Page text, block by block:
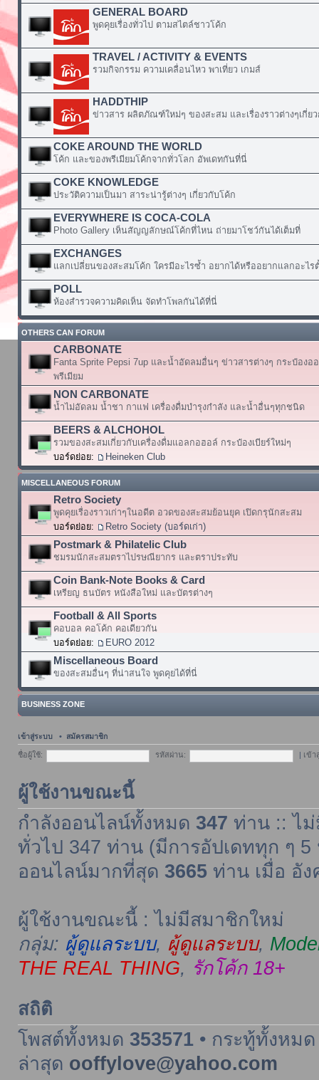
GENERAL BOARD
พูดคุยเรื่องทั่วไป ตามสไตล์ชาวโค้ก
TRAVEL / ACTIVITY & EVENTS
รวมกิจกรรม ความเคลื่อนไหว พาเที่ยว เกมส์
HADDTHIP
ข่าวสาร ผลิตภัณฑ์ใหม่ๆ ของสะสม และเรื่องราวต่างๆเกี่ย
COKE AROUND THE WORLD
โค้ก และของพรีเมียมโค้กจากทั่วโลก อัพเดทกันที่นี่
COKE KNOWLEDGE
ประวัติความเป็นมา สาระน่ารู้ต่างๆ เกี่ยวกับโค้ก
EVERYWHERE IS COCA-COLA
Photo Gallery เห็นสัญญลักษณ์โค้กที่ไหน ถ่ายมาโชว์กันได้เต็มที่
EXCHANGES
แลกเปลี่ยนของสะสมโค้ก ใครมีอะไรซ้ำ อยากได้หรืออยากแลกอะไร
POLL
ห้องสำรวจความคิดเห็น จัดทำโพลกันได้ที่นี่
OTHERS CAN FORUM
CARBONATE
Fanta Sprite Pepsi 7up และน้ำอัดลมอื่นๆ ข่าวสารต่างๆ กระป๋องอ
พรีเมียม
NON CARBONATE
น้ำไม่อัดลม น้ำชา กาแฟ เครื่องดื่มบำรุงกำลัง และน้ำอื่นๆทุกชนิด
BEERS & ALCHOHOL
รวมของสะสมเกี่ยวกับเครื่องดื่มแอลกอฮอล์ กระป๋องเบียร์ใหม่ๆ
บอร์ดย่อย:
Heineken Club
MISCELLANEOUS FORUM
Retro Society
พูดคุยเรื่องราวเก่าๆในอดีต อวดของสะสมย้อนยุค เปิดกรุนักสะสม
บอร์ดย่อย:
Retro Society (บอร์ดเก่า)
Postmark & Philatelic Club
ชมรมนักสะสมตราไปรษณียากร และตราประทับ
Coin Bank-Note Books & Card
เหรียญ ธนบัตร หนังสือใหม่ และบัตรต่างๆ
Football & All Sports
คอบอล คอโค้ก คอเดียวกัน
บอร์ดย่อย:
EURO 2012
Miscellaneous Board
ของสะสมอื่นๆ ที่น่าสนใจ พูดคุยได้ที่นี่
BUSINESS ZONE
เข้าสู่ระบบ • สมัครสมาชิก
ชื่อผู้ใช้: รหัสผ่าน: เข้
ผู้ใช้งานขณะนี้
กำลังออนไลน์ทั้งหมด 347 ท่าน :: ไ
ทั่วไป 347 ท่าน (มีการอัปเดททุก ๆ 5
ออนไลน์มากที่สุด 3665ท่าน เมื่อ อัง
ผู้ใช้งานขณะนี้ : ไม่มีสมาชิกใหม่
กลุ่ม: ผู้ดูแลระบบ, ผู้ดูแลระบบ,
THE REAL THING, รักโค้ก 18+
สถิติ
โพสต์ทั้งหมด 353571• กระทู้ทั้งหม
ล่าสุด ooffylove@yahoo.com